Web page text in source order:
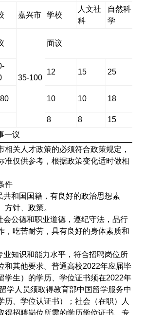
嘉兴市 学校
人文社
科
自然科
学
35-100
面议
12 15 25
10 10 18
8 8
15
一议
相关人才政策的必须符合政策规定，
准仅供参考，根据政策变化适时做相
件
共和国国籍，有良好的政治思想素
方针、政策。
会公德和职业道德，遵纪守法，品行
，吃苦耐劳，具有良好的身体素质和
业知识和能力水平，符合招聘岗位所
和其他要求。普通高校2022年应届毕
学生）的学历、学位证书须在2022年
学人员须取得教育部中国留学服务中
历、学位认证书）；社会（在职）人
得招聘岗位所需的学历学位证书、专